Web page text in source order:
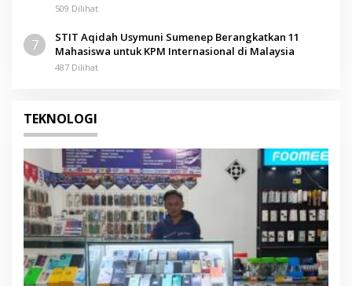
509 Dilihat
7
STIT Aqidah Usymuni Sumenep Berangkatkan 11
Mahasiswa untuk KPM Internasional di Malaysia
487 Dilihat
TEKNOLOGI